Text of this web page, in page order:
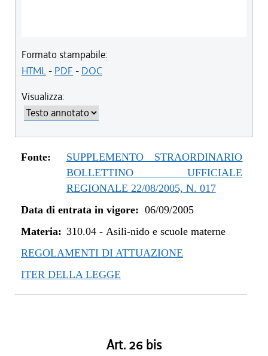
Formato stampabile:
HTML- PDF - DOC
Visualizza:
Fonte:
SUPPLEMENTO STRAORDINARIO
BOLLETTINO UFFICIALE
REGIONALE 22/08/2005, N. 017
Data di entrata in vigore: 06/09/2005
Materia: 310.04- Asili-nido e scuole materne
REGOLAMENTI DI ATTUAZIONE
ITER DELLA LEGGE
Art. 26 bis